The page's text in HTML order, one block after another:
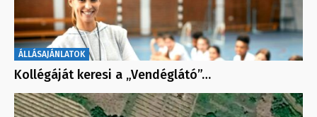
ÁLLÁSAJÁNLATOK
Kollégáját keresi a „Vendéglátó”…